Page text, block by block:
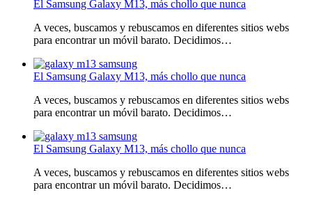
El Samsung Galaxy M13, más chollo que nunca
A veces, buscamos y rebuscamos en diferentes sitios webs
para encontrar un móvil barato. Decidimos…
El Samsung Galaxy M13, más chollo que nunca
A veces, buscamos y rebuscamos en diferentes sitios webs
para encontrar un móvil barato. Decidimos…
El Samsung Galaxy M13, más chollo que nunca
A veces, buscamos y rebuscamos en diferentes sitios webs
para encontrar un móvil barato. Decidimos…